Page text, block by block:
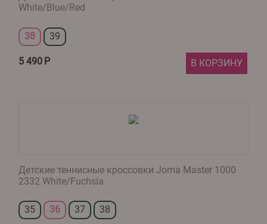
White/Blue/Red
38 39
5 490 Р В КОРЗИНУ
Детские теннисные кроссовки Joma Master 1000
2332 White/Fuchsia
35 36 37 38